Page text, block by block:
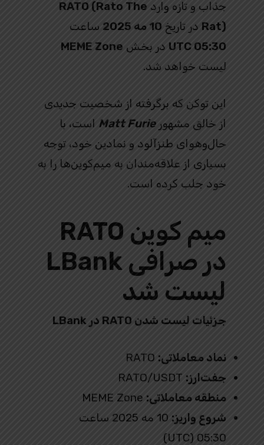
جذاب و تازه‌ وارد RATO (Rato The
Rat) در تاریخ 10 مه 2025
ساعت
05:30 UTC
در بخش MEME Zone
لیست خواهد شد.
این توکن که برگرفته از شخصیت جدیدی
از خالق مشهورMatt Furie است، با
حال‌وهوای طنزآلود و نمادین خود، توجه
بسیاری از علاقه‌مندان به میم‌کوین‌ها را به
خود جلب کرده است.
میم کوین RATO
در صرافی LBank
لیست شد
جزئیات لیست شدن RATO در LBank
نماد معاملاتی:
جفت‌ارز:
منطقه معاملاتی:
شروع واریز:
10 مه 2025 ساعت
05:30 (UTC)